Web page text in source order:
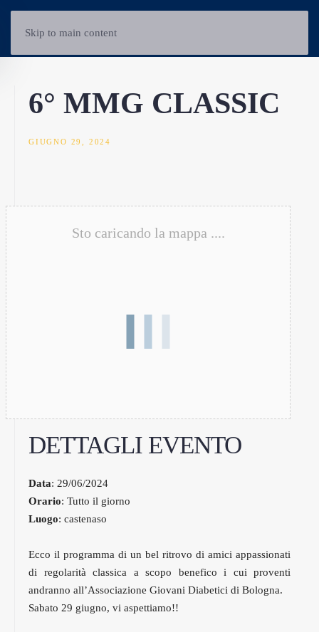
Skip to main content
6° MMG CLASSIC
GIUGNO 29, 2024
Sto caricando la mappa ....
DETTAGLI EVENTO
Data: 29/06/2024
Orario: Tutto il giorno
Luogo: castenaso
Ecco il programma di un bel ritrovo di amici appassionati
di regolarità classica a scopo benefico i cui proventi
andranno all’Associazione Giovani Diabetici di Bologna.
Sabato 29 giugno, vi aspettiamo!!